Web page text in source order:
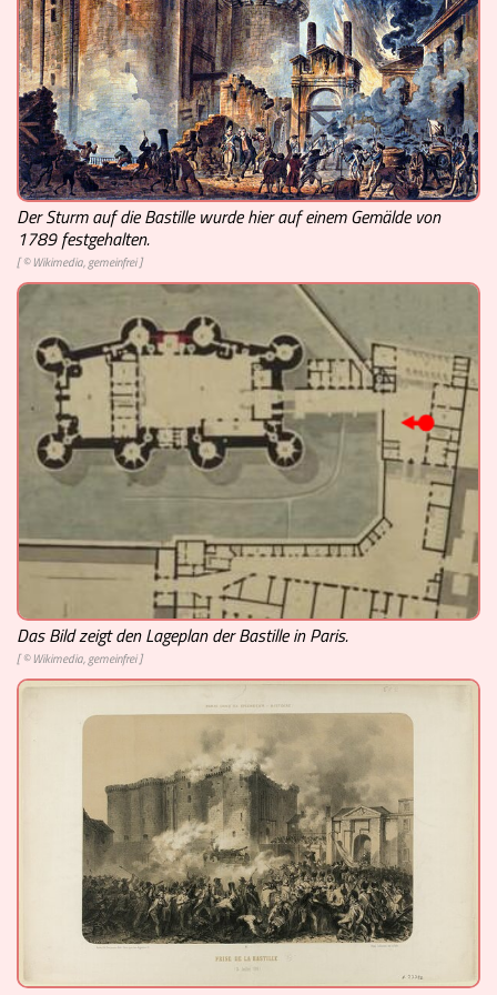
Videos
Mach mit!
Buchtipps
Schulmaterialien
Der Sturm auf die Bastille wurde hier auf einem Gemälde von
1789 festgehalten.
[ © Wikimedia, gemeinfrei ]
Das Bild zeigt den Lageplan der Bastille in Paris.
[ © Wikimedia, gemeinfrei ]